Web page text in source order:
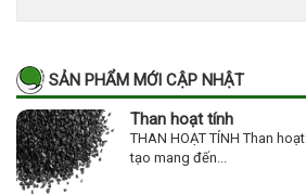
SẢN PHẨM MỚI CẬP NHẬT
Than hoạt tính
THAN HOẠT TÍNH Than
tạo mang đến...